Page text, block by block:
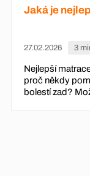
Jaká je
27.02.2026 3
Nejlepší
proč někdy
bolestí zad?